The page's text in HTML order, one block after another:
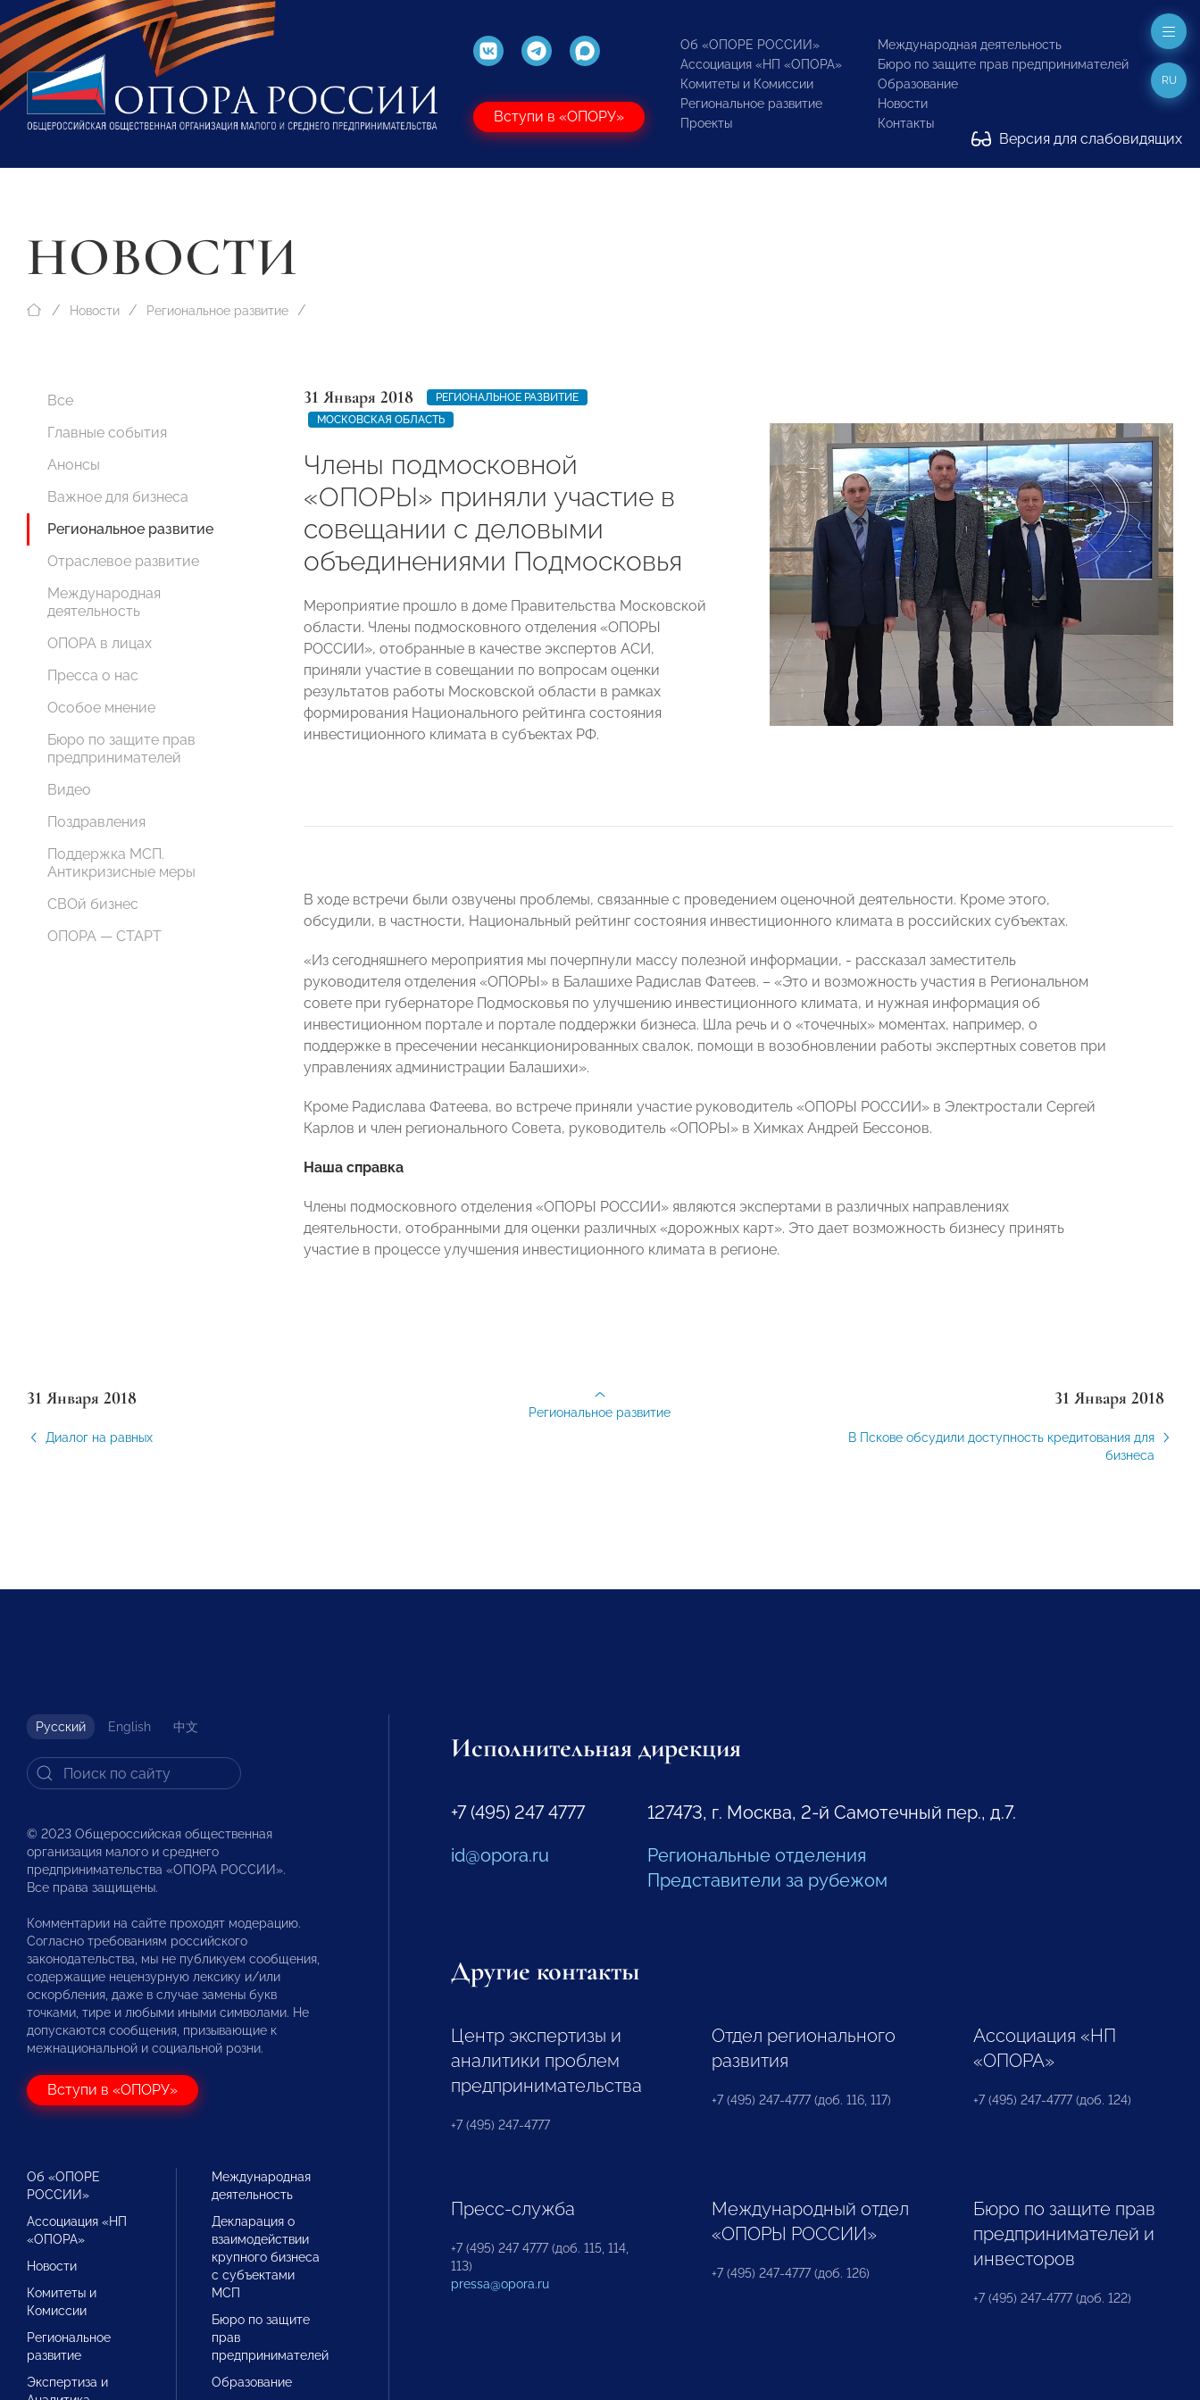
Вступи в «ОПОРУ»
Об «ОПОРЕ РОССИИ»
Ассоциация «НП «ОПОРА»
Комитеты и Комиссии
Региональное развитие
Проекты
Международная деятельность
Бюро по защите прав предпринимателей
Образование
Новости
Контакты
Версия для слабовидящих
RU
НОВОСТИ
Новости Региональное развитие
Все
Главные события
Анонсы
Важное для бизнеса
Региональное развитие
Отраслевое развитие
Международная
деятельность
ОПОРА в лицах
Пресса о нас
Особое мнение
Бюро по защите прав
предпринимателей
Видео
Поздравления
Поддержка МСП.
Антикризисные меры
СВОй бизнес
ОПОРА — СТАРТ
31 Января 2018
РЕГИОНАЛЬНОЕ РАЗВИТИЕ
МОСКОВСКАЯ ОБЛАСТЬ
Члены подмосковной
«ОПОРЫ» приняли участие в
совещании с деловыми
объединениями Подмосковья
Мероприятие прошло в доме Правительства Московской
области. Члены подмосковного отделения «ОПОРЫ
РОССИИ», отобранные в качестве экспертов АСИ,
приняли участие в совещании по вопросам оценки
результатов работы Московской области в рамках
формирования Национального рейтинга состояния
инвестиционного климата в субъектах РФ.
В ходе встречи были озвучены проблемы, связанные с проведением оценочной деятельности. Кроме этого,
обсудили, в частности, Национальный рейтинг состояния инвестиционного климата в российских субъектах.
«Из сегодняшнего мероприятия мы почерпнули массу полезной информации, - рассказал заместитель
руководителя отделения «ОПОРЫ» в Балашихе Радислав Фатеев. – «Это и возможность участия в Региональном
совете при губернаторе Подмосковья по улучшению инвестиционного климата, и нужная информация об
инвестиционном портале и портале поддержки бизнеса. Шла речь и о «точечных» моментах, например, о
поддержке в пресечении несанкционированных свалок, помощи в возобновлении работы экспертных советов при
управлениях администрации Балашихи».
Кроме Радислава Фатеева, во встрече приняли участие руководитель «ОПОРЫ РОССИИ» в Электростали Сергей
Карлов и член регионального Совета, руководитель «ОПОРЫ» в Химках Андрей Бессонов.
Наша справка
Члены подмосковного отделения «ОПОРЫ РОССИИ» являются экспертами в различных направлениях
деятельности, отобранными для оценки различных «дорожных карт». Это дает возможность бизнесу принять
участие в процессе улучшения инвестиционного климата в регионе.
31 Января 2018
Диалог на равных
31 Января 2018
В Пскове обсудили доступность кредитования для
бизнеса
Региональное развитие
Русский English 中文
© 2023 Общероссийская общественная
организация малого и среднего
предпринимательства «ОПОРА РОССИИ».
Все права защищены.
Комментарии на сайте проходят модерацию.
Согласно требованиям российского
законодательства, мы не публикуем сообщения,
содержащие нецензурную лексику и/или
оскорбления, даже в случае замены букв
точками, тире и любыми иными символами. Не
допускаются сообщения, призывающие к
межнациональной и социальной розни.
Вступи в «ОПОРУ»
Об «ОПОРЕ
РОССИИ»
Ассоциация «НП
«ОПОРА»
Новости
Комитеты и
Комиссии
Региональное
развитие
Экспертиза и
Международная
деятельность
Декларация о
взаимодействии
крупного бизнеса
с субъектами
МСП
Бюро по защите
прав
предпринимателей
Образование
Исполнительная дирекция
+7 (495) 247 4777
id@opora.ru
127473, г. Москва, 2-й Самотечный пер., д.7.
Региональные отделения
Представители за рубежом
Другие контакты
Центр экспертизы и
аналитики проблем
предпринимательства
+7 (495) 247-4777
Отдел регионального
развития
+7 (495) 247-4777 (доб. 116, 117)
Ассоциация «НП
«ОПОРА»
+7 (495) 247-4777 (доб. 124)
Пресс-служба
+7 (495) 247 4777 (доб. 115, 114,
113)
pressa@opora.ru
Международный отдел
«ОПОРЫ РОССИИ»
+7 (495) 247-4777 (доб. 126)
Бюро по защите прав
предпринимателей и
инвесторов
+7 (495) 247-4777 (доб. 122)